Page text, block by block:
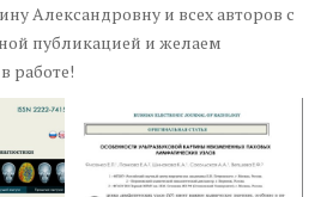
Александровну и всех авторов с
публикацией и желаем
работе!